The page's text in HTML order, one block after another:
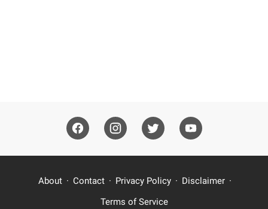
About Contact Privacy Policy
Disclaimer
Terms of Service